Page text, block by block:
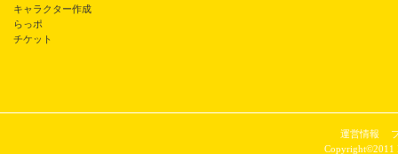
キャラクター作成
らっポ
チケット
運営情報
Copyright©2011